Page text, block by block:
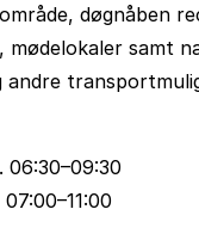
døgnåben
mødelokaler samt
andre
06:30–09:30